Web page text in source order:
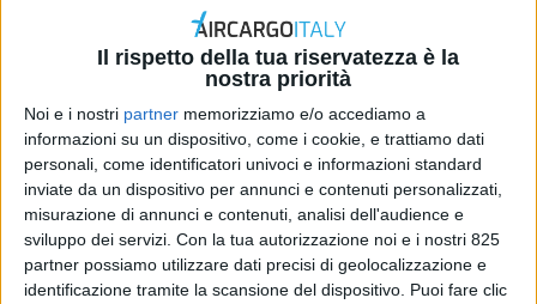
Il rispetto della tua riservatezza è la
nostra priorità
Noi e i nostri partner memorizziamo e/o accediamo a
informazioni su un dispositivo, come i cookie, e trattiamo dati
personali, come identificatori univoci e informazioni standard
inviate da un dispositivo per annunci e contenuti personalizzati,
misurazione di annunci e contenuti, analisi dell'audience e
sviluppo dei servizi. Con la tua autorizzazione noi e i nostri 825
partner possiamo utilizzare dati precisi di geolocalizzazione e
identificazione tramite la scansione del dispositivo. Puoi fare clic